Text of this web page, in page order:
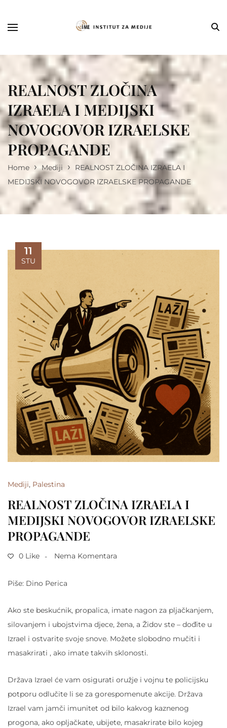
REALNOST ZLOČINA
IZRAELA I MEDIJSKI
NOVOGOVOR IZRAELSKE
PROPAGANDE
Home › Mediji ›
REALNOST ZLOČINA IZRAELA I
MEDIJSKI NOVOGOVOR IZRAELSKE PROPAGANDE
11
STU
Mediji, Palestina
REALNOST ZLOČINA IZRAELA I
MEDIJSKI NOVOGOVOR IZRAELSKE
PROPAGANDE
0 Like Nema Komentara
Piše: Dino Perica
Ako ste beskućnik, propalica, imate nagon za pljačkanjem,
silovanjem i ubojstvima djece, žena, a Židov ste – dođite u
Izrael i ostvarite svoje snove. Možete slobodno mučiti i
masakrirati , ako imate takvih sklonosti.
Država Izrael će vam osigurati oružje i vojnu te policijsku
potporu odlučite li se za gorespomenute akcije. Država
Izrael vam jamči imunitet od bilo kakvog kaznenog
progona, ako opljačkate, ubijete, masakrirate bilo kojeg